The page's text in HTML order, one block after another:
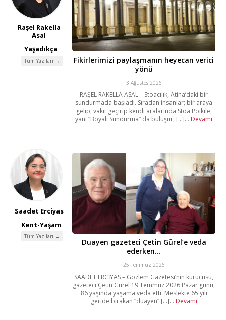
Raşel Rakella
Asal
Yaşadıkça
Tüm Yazıları →
Fikirlerimizi paylaşmanın heyecan verici
yönü
3 Ağustos 2026
RAŞEL RAKELLA ASAL – Stoacılık, Atina’daki bir
sundurmada başladı. Sıradan insanlar; bir araya
gelip, vakit geçirip kendi aralarında Stoa Poikile,
yani “Boyalı Sundurma” da buluşur, [...]... Devamı
Saadet Erciyas
Kent-Yaşam
Tüm Yazıları →
Duayen gazeteci Çetin Gürel’e veda
ederken…
25 Temmuz 2026
SAADET ERCİYAS – Gözlem Gazetesi’nin kurucusu,
gazeteci Çetin Gürel 19 Temmuz 2026 Pazar günü,
86 yaşında yaşama veda etti. Meslekte 65 yılı
geride bırakan “duayen” [...]... Devamı